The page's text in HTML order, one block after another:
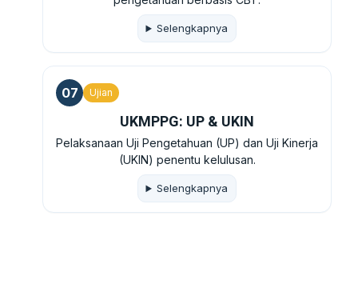
Selengkapnya
07 Ujian
UKMPPG: UP & UKIN
Pelaksanaan Uji Pengetahuan (UP) dan Uji Kinerja
(UKIN) penentu kelulusan.
Selengkapnya